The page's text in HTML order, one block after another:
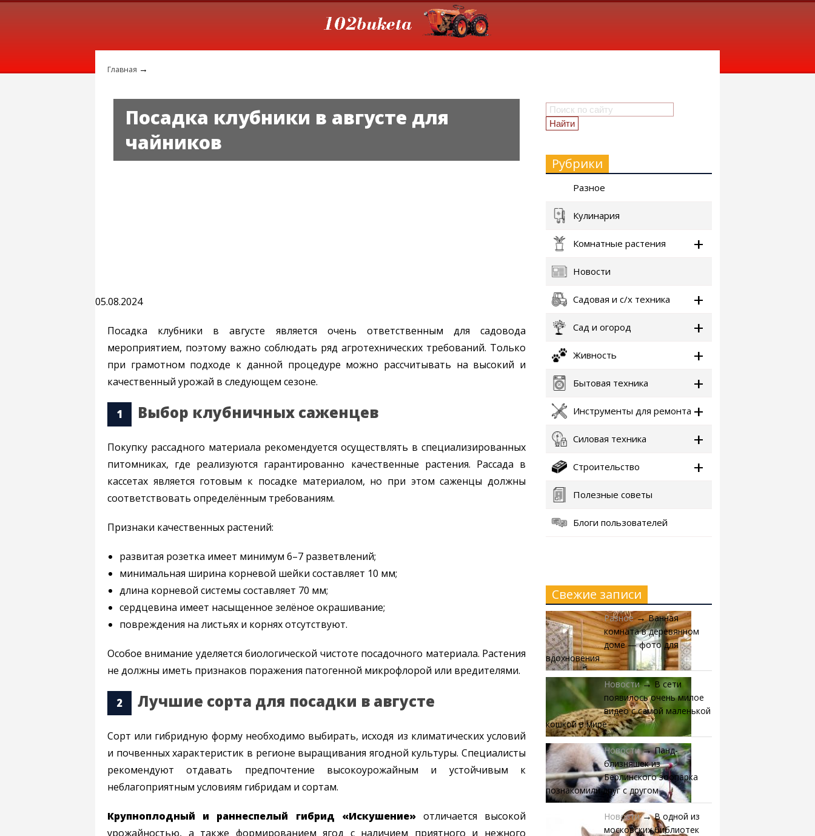
Главная →
Посадка клубники в августе для
чайников
05.08.2024
Посадка клубники в августе является очень ответственным для садовода
мероприятием, поэтому важно соблюдать ряд агротехнических требований. Только
при грамотном подходе к данной процедуре можно рассчитывать на высокий и
качественный урожай в следующем сезоне.
Выбор клубничных саженцев
Покупку рассадного материала рекомендуется осуществлять в специализированных
питомниках, где реализуются гарантированно качественные растения. Рассада в
кассетах является готовым к посадке материалом, но при этом саженцы должны
соответствовать определённым требованиям.
Признаки качественных растений:
развитая розетка имеет минимум 6–7 разветвлений;
минимальная ширина корневой шейки составляет 10 мм;
длина корневой системы составляет 70 мм;
сердцевина имеет насыщенное зелёное окрашивание;
повреждения на листьях и корнях отсутствуют.
Особое внимание уделяется биологической чистоте посадочного материала. Растения
не должны иметь признаков поражения патогенной микрофлорой или вредителями.
Лучшие сорта для посадки в августе
Сорт или гибридную форму необходимо выбирать, исходя из климатических условий
и почвенных характеристик в регионе выращивания ягодной культуры. Специалисты
рекомендуют отдавать предпочтение высокоурожайным и устойчивым к
неблагоприятным условиям гибридам и сортам.
Крупноплодный и раннеспелый гибрид «Искушение»отличается высокой
урожайностью, а также формированием ягод с наличием приятного и нежного
Рубрики
Разное
Кулинария
Комнатные растения
Новости
Садовая и с/х техника
Сад и огород
Живность
Бытовая техника
Инструменты для ремонта
Силовая техника
Строительство
Полезные советы
Блоги пользователей
Свежие записи
Разное → Ванная
комната в деревянном
доме — фото для
вдохновения
Новости → В сети
появилось очень милое
видео с самой маленькой
кошкой в мире
Новости → Панд-
близняшек из
Берлинского зоопарка
познакомили друг с другом
Новости → В одной из
московских библиотек